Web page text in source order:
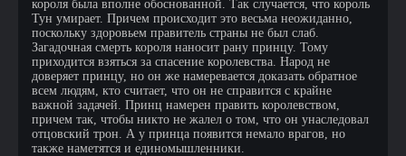
короля была вполне обоснованной. Так случается, что король
Тун умирает. Причем происходит это весьма неожиданно,
поскольку здоровьем правитель страны не был слаб.
Загадочная смерть короля наносит рану принцу. Тому
приходится взяться за спасение королевства. Народ не
доверяет принцу, но он же намеревается доказать обратное
всем людям, кто считает, что он не справится с крайне
важной задачей. Принц намерен править королевством,
причем так, чтобы никто не жалел о том, что он унаследовал
отцовский трон. А у принца появится немало врагов, но
также наметятся и единомышленники.